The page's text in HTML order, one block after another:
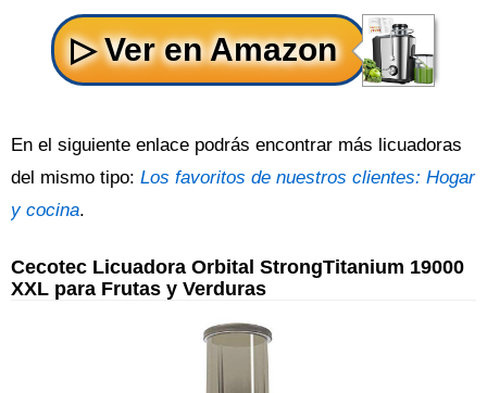
En el siguiente enlace podrás encontrar más licuadoras
del mismo tipo: Los favoritos de nuestros clientes: Hogar
y cocina.
Cecotec Licuadora Orbital StrongTitanium 19000
XXL para Frutas y Verduras